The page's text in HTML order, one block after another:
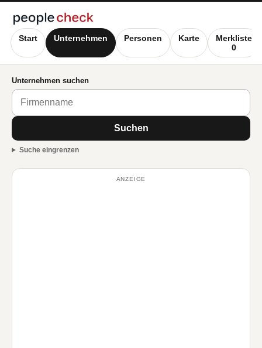
Start Unternehmen Personen Karte
Merkliste
0
Unternehmen suchen
Suchen
Suche eingrenzen
ANZEIGE